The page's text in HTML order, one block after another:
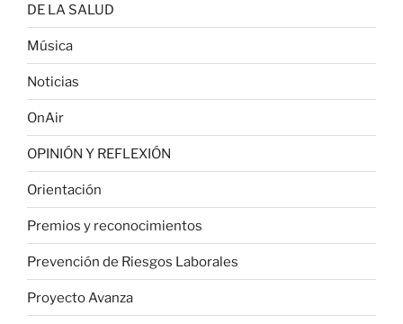
DE LA SALUD
Música
Noticias
OnAir
OPINIÓN Y REFLEXIÓN
Orientación
Premios y reconocimientos
Prevención de Riesgos Laborales
Proyecto Avanza